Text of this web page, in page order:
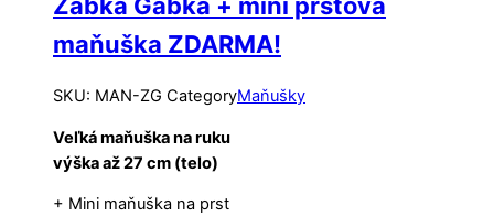
maňuška ZDARMA!
SKU: MAN-ZG CategoryMaňušky
Veľká maňuška na ruku
výška až 27 cm (telo)
+ Mini maňuška na prst